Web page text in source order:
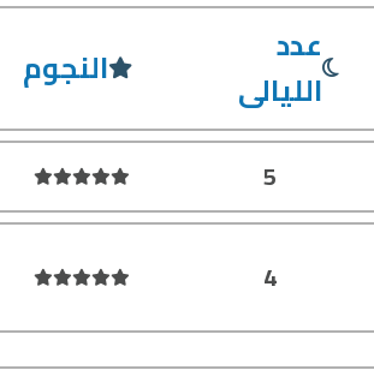
عدد
الليالى
النجوم
5
4